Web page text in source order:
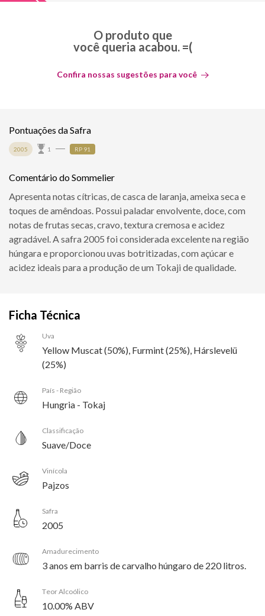
O produto que
você queria acabou. =(
Confira nossas sugestões para você
Pontuações da Safra
2005 1 RP 91
Comentário do Sommelier
Apresenta notas cítricas, de casca de laranja, ameixa seca e
toques de amêndoas. Possui paladar envolvente, doce, com
notas de frutas secas, cravo, textura cremosa e acidez
agradável. A safra 2005 foi considerada excelente na região
húngara e proporcionou uvas botritizadas, com açúcar e
acidez ideais para a produção de um Tokaji de qualidade.
Ficha Técnica
Uva
Yellow Muscat (50%), Furmint (25%), Hárslevelü
(25%)
País - Região
Hungria - Tokaj
Classificação
Suave/Doce
Vinícola
Pajzos
Safra
2005
Amadurecimento
3 anos em barris de carvalho húngaro de 220 litros.
Teor Alcoólico
10.00% ABV